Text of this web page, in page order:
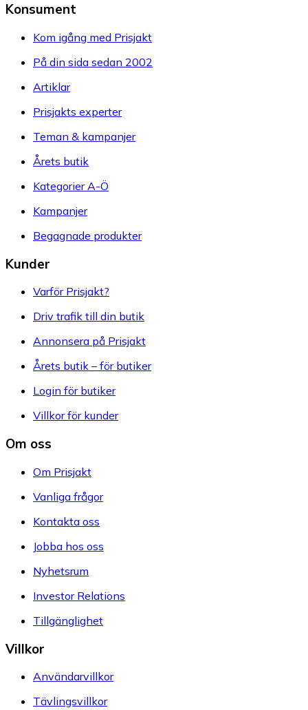
Konsument
Kom igång med Prisjakt
På din sida sedan 2002
Artiklar
Prisjakts experter
Teman & kampanjer
Årets butik
Kategorier A-Ö
Kampanjer
Begagnade produkter
Kunder
Varför Prisjakt?
Driv trafik till din butik
Annonsera på Prisjakt
Årets butik – för butiker
Login för butiker
Villkor för kunder
Om oss
Om Prisjakt
Vanliga frågor
Kontakta oss
Jobba hos oss
Nyhetsrum
Investor Relations
Tillgänglighet
Villkor
Användarvillkor
Tävlingsvillkor